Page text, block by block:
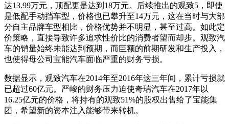
达13.99万元，顶配更是达到18万元。后续推出的观致5，即使
是低配手动挡车型，价格也已攀升至14万元，这在当时与大部
分自主品牌车型相比，价格优势并不明显，甚至过高。如此定
价策略，直接导致许多追求性价比的消费者望而却步。观致汽
车的销量始终未能达到预期，而巨额的前期研发和生产投入，
也使得母公司宝能汽车面临严重的财务亏损。
数据显示，观致汽车在2014年至2016年这三年间，累计亏损就
已超过60亿元。严峻的财务压力迫使奇瑞汽车在2017年以
16.25亿元的价格，将持有的观致51%的股权出售给了宝能集
团，希望新的资本注入能够带来转机。